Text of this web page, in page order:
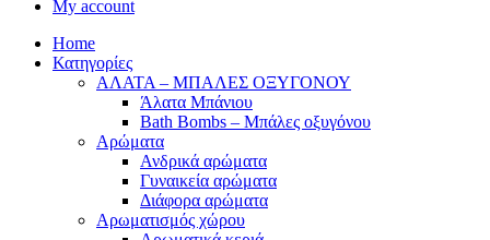
My account
Home
Κατηγορίες
ΑΛΑΤΑ – ΜΠΑΛΕΣ ΟΞΥΓΟΝΟΥ
Άλατα Μπάνιου
Bath Bombs – Μπάλες οξυγόνου
Αρώματα
Ανδρικά αρώματα
Γυναικεία αρώματα
Διάφορα αρώματα
Αρωματισμός χώρου